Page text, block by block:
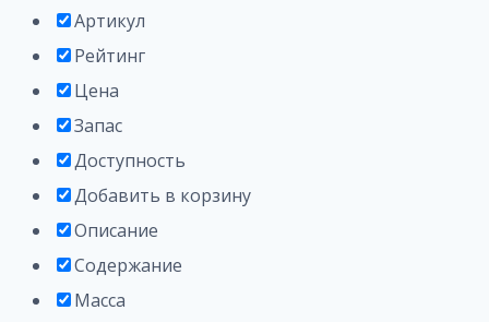
Артикул
Рейтинг
Цена
Запас
Доступность
Добавить в корзину
Описание
Содержание
Масса